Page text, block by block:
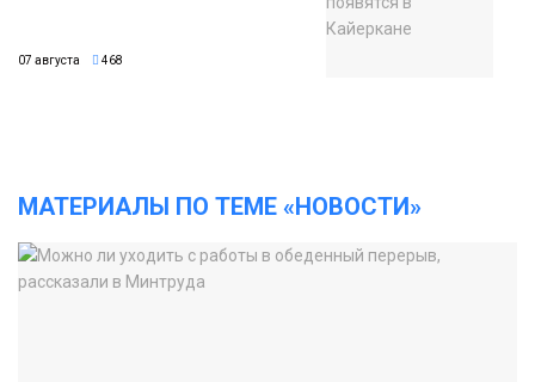
07 августа 468
МАТЕРИАЛЫ ПО ТЕМЕ «НОВОСТИ»